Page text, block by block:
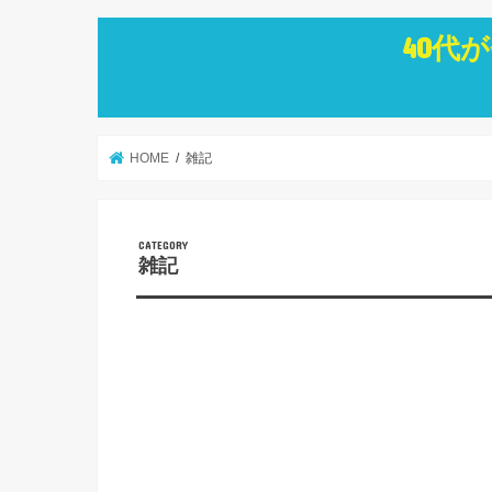
40代
HOME 雑記
雑記